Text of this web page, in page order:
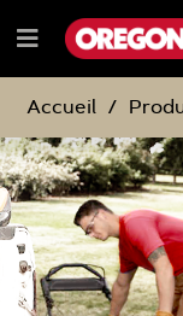
PASSER
AU
CONTENU
PASSER
AU
DE
NAVIGATION
Menu
Accueil